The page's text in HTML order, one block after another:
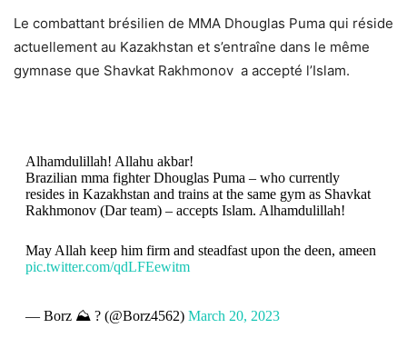
Le combattant brésilien de MMA Dhouglas Puma qui réside
actuellement au Kazakhstan et s’entraîne dans le même
gymnase que Shavkat Rakhmonov a accepté l’Islam.
Alhamdulillah! Allahu akbar!
Brazilian mma fighter Dhouglas Puma – who currently
resides in Kazakhstan and trains at the same gym as Shavkat
Rakhmonov (Dar team) – accepts Islam. Alhamdulillah!
May Allah keep him firm and steadfast upon the deen, ameen
pic.twitter.com/qdLFEewitm
— Borz ⛰ ? (@Borz4562) March 20, 2023